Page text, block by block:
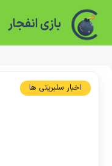
بازی انفجار
اخبار سلبریتی ها